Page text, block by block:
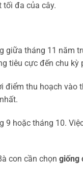
tối đa của cây.
giữa tháng 11 năm
tiêu cực đến chu kỳ
thu hoạch vào
9 hoặc tháng 10.
con cần chọn giống